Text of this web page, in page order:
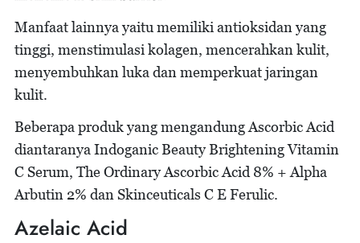
Manfaat lainnya yaitu memiliki antioksidan yang
tinggi, menstimulasi kolagen, mencerahkan kulit,
menyembuhkan luka dan memperkuat jaringan
kulit.
Beberapa produk yang mengandung Ascorbic Acid
diantaranya Indoganic Beauty Brightening Vitamin
C Serum, The Ordinary Ascorbic Acid 8% + Alpha
Arbutin 2% dan Skinceuticals C E Ferulic.
Azelaic Acid